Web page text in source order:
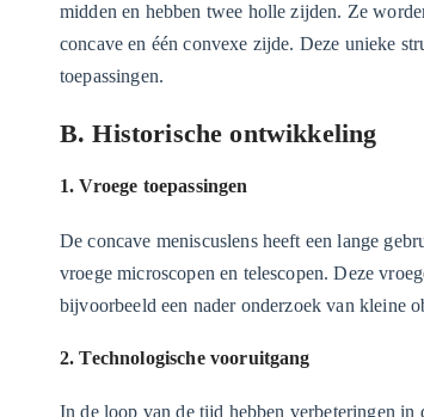
midden en hebben twee holle zijden. Ze
concave en één convexe zijde. Deze unieke
toepassingen.
B. Historische ontwikkeling
1. Vroege toepassingen
De concave meniscuslens heeft een lange
vroege microscopen en telescopen. Deze
bijvoorbeeld een nader onderzoek van kleine
2. Technologische vooruitgang
In de loop van de tijd hebben verbeteringen in